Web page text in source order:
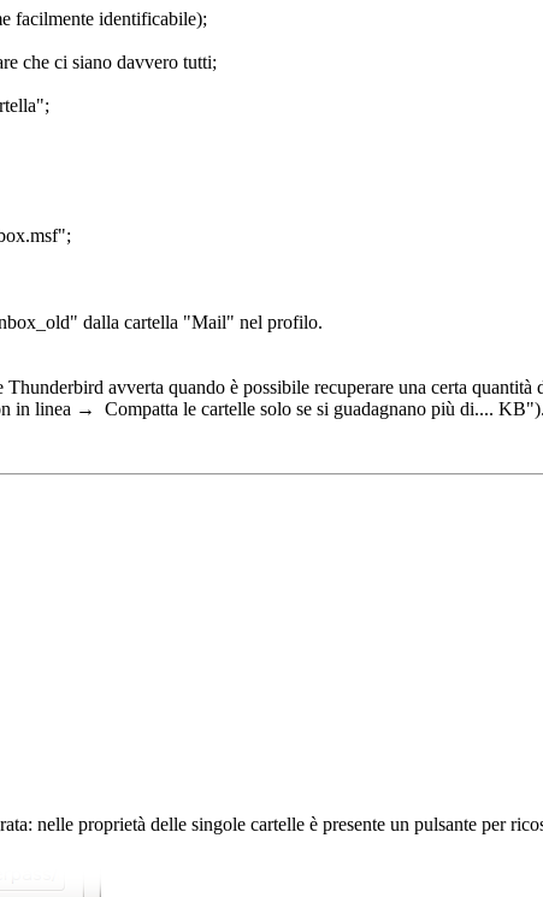
facilmente identificabile);
che ci siano davvero tutti;
dalla cartella "Mail" nel profilo.
avverta quando è possibile recuperare una certa quantità
linea → Compatta le cartelle solo se si guadagnano più di.... KB").
nelle proprietà delle singole cartelle è presente un pulsante per